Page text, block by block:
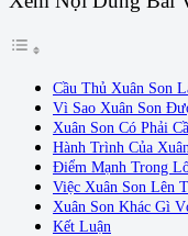
Cầu Thủ Xuân Son
Vì Sao Xuân Son
Xuân Son Có Phải
Hành Trình Của
Điểm Mạnh Trong
Việc Xuân Son Lên
Xuân Son Khác Gì
Kết Luận